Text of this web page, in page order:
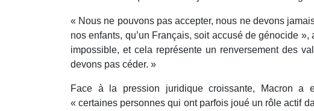
« Nous ne pouvons pas accepter, nous ne devons
nos enfants, qu’un Français, soit accusé de génocide »,
impossible, et cela représente un renversement des
devons pas céder. »
Face à la pression juridique croissante, Macron a
« certaines personnes qui ont parfois joué un rôle actif